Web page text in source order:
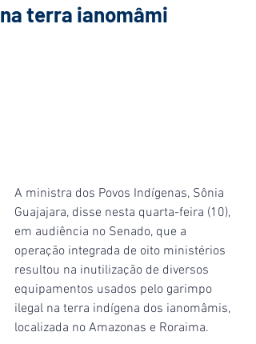
na terra ianomâmi
A ministra dos Povos Indígenas, Sônia
Guajajara, disse nesta quarta-feira (10),
em audiência no Senado, que a
operação integrada de oito ministérios
resultou na inutilização de diversos
equipamentos usados pelo garimpo
ilegal na terra indígena dos ianomâmis,
localizada no Amazonas e Roraima.